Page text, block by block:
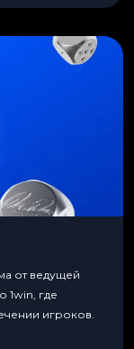
от ведущей
1win, где
игроков.